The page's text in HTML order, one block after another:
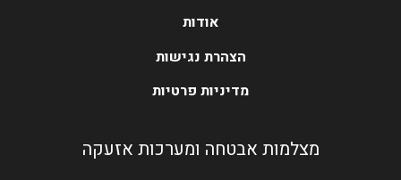
אודות
הצהרת נגישות
מדיניות פרטיות
מצלמות אבטחה ומערכות אזעקה